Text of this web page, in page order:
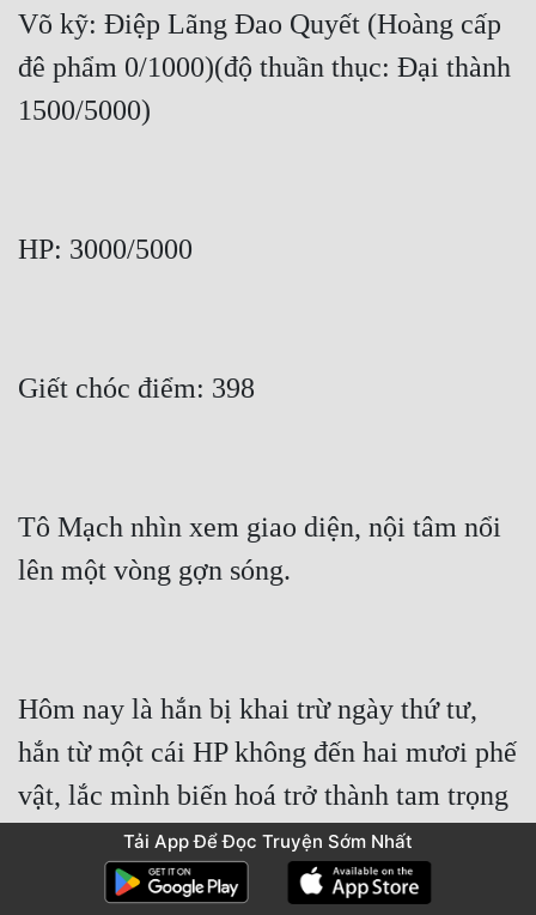
Võ kỹ: Điệp Lãng Đao Quyết (Hoàng cấp
đê phẩm 0/1000)(độ thuần thục: Đại thành
1500/5000)
HP: 3000/5000
Giết chóc điểm: 398
Tô Mạch nhìn xem giao diện, nội tâm nổi
lên một vòng gợn sóng.
Hôm nay là hắn bị khai trừ ngày thứ tư,
hắn từ một cái HP không đến hai mươi phế
vật, lắc mình biến hoá trở thành tam trọng
Tải App Để Đọc Truyện Sớm Nhất